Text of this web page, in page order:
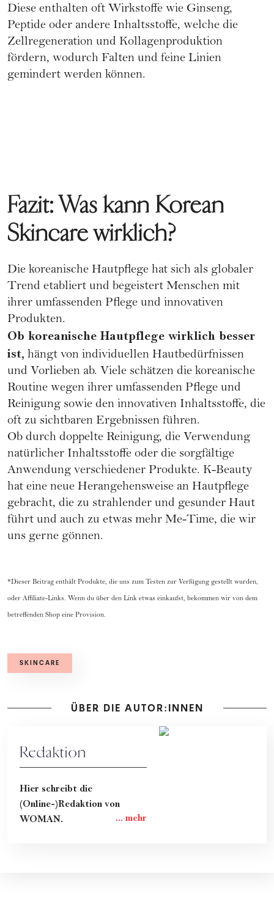
Diese enthalten oft Wirkstoffe wie Ginseng,
Peptide oder andere Inhaltsstoffe, welche die
Zellregeneration und Kollagenproduktion
fördern, wodurch Falten und feine Linien
gemindert werden können.
Fazit: Was kann Korean
Skincare wirklich?
Die koreanische Hautpflege hat sich als globaler
Trend etabliert und begeistert Menschen mit
ihrer umfassenden Pflege und innovativen
Produkten.
Ob koreanische Hautpflege wirklich besser
ist, hängt von individuellen Hautbedürfnissen
und Vorlieben ab. Viele schätzen die koreanische
Routine wegen ihrer umfassenden Pflege und
Reinigung sowie den innovativen Inhaltsstoffe, die
oft zu sichtbaren Ergebnissen führen.
Ob durch doppelte Reinigung, die Verwendung
natürlicher Inhaltsstoffe oder die sorgfältige
Anwendung verschiedener Produkte. K-Beauty
hat eine neue Herangehensweise an Hautpflege
gebracht, die zu strahlender und gesunder Haut
führt und auch zu etwas mehr Me-Time, die wir
uns gerne gönnen.
*Dieser Beitrag enthält Produkte, die uns zum Testen zur Verfügung gestellt wurden,
oder Affiliate-Links. Wenn du über den Link etwas einkaufst, bekommen wir von dem
betreffenden Shop eine Provision.
SKINCARE
ÜBER DIE AUTOR:INNEN
Redaktion
Hier schreibt die
(Online-)Redaktion von
WOMAN.